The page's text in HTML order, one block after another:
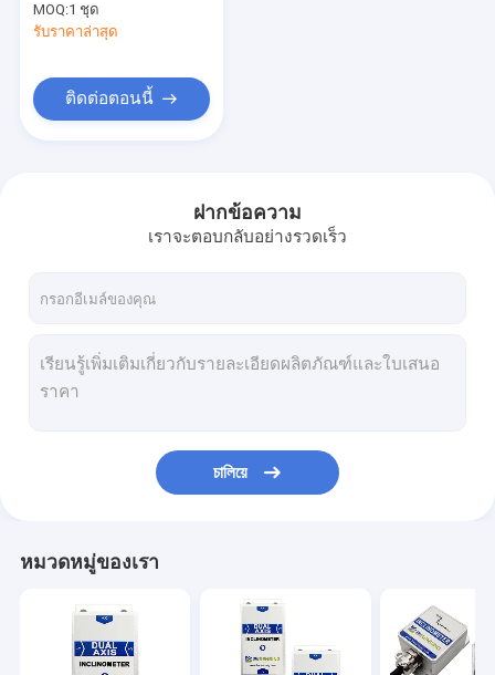
MOQ:1 ชุด
รับราคาล่าสุด
ติดต่อตอนนี้
ฝากข้อความ
เราจะตอบกลับอย่างรวดเร็ว
চালিয়ে
หมวดหมู่ของเรา